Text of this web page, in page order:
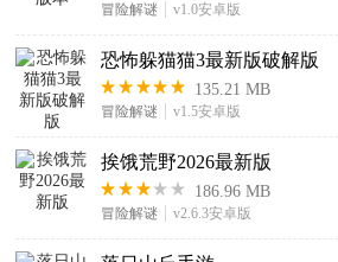
冒险解谜 v1.0安卓版
恐怖躲猫猫3最新版破解版
135.21 MB
冒险解谜 v1.5安卓版
挨饿荒野2026最新版
186.96 MB
冒险解谜 v2.6.3安卓版